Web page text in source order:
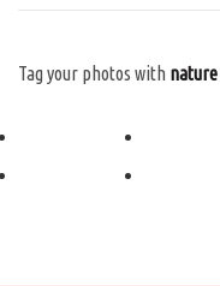
Tag your photos with nature